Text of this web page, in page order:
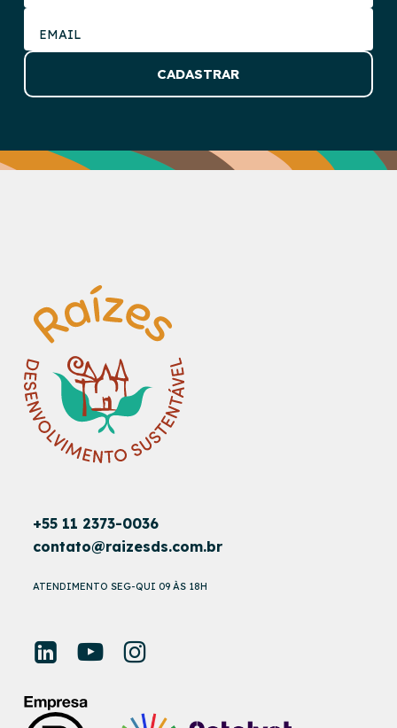
+55 11 2373-0036
contato@raizesds.com.br
ATENDIMENTO SEG-QUI 09 ÀS 18H